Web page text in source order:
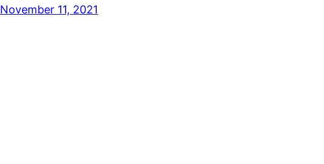
November 11, 2021